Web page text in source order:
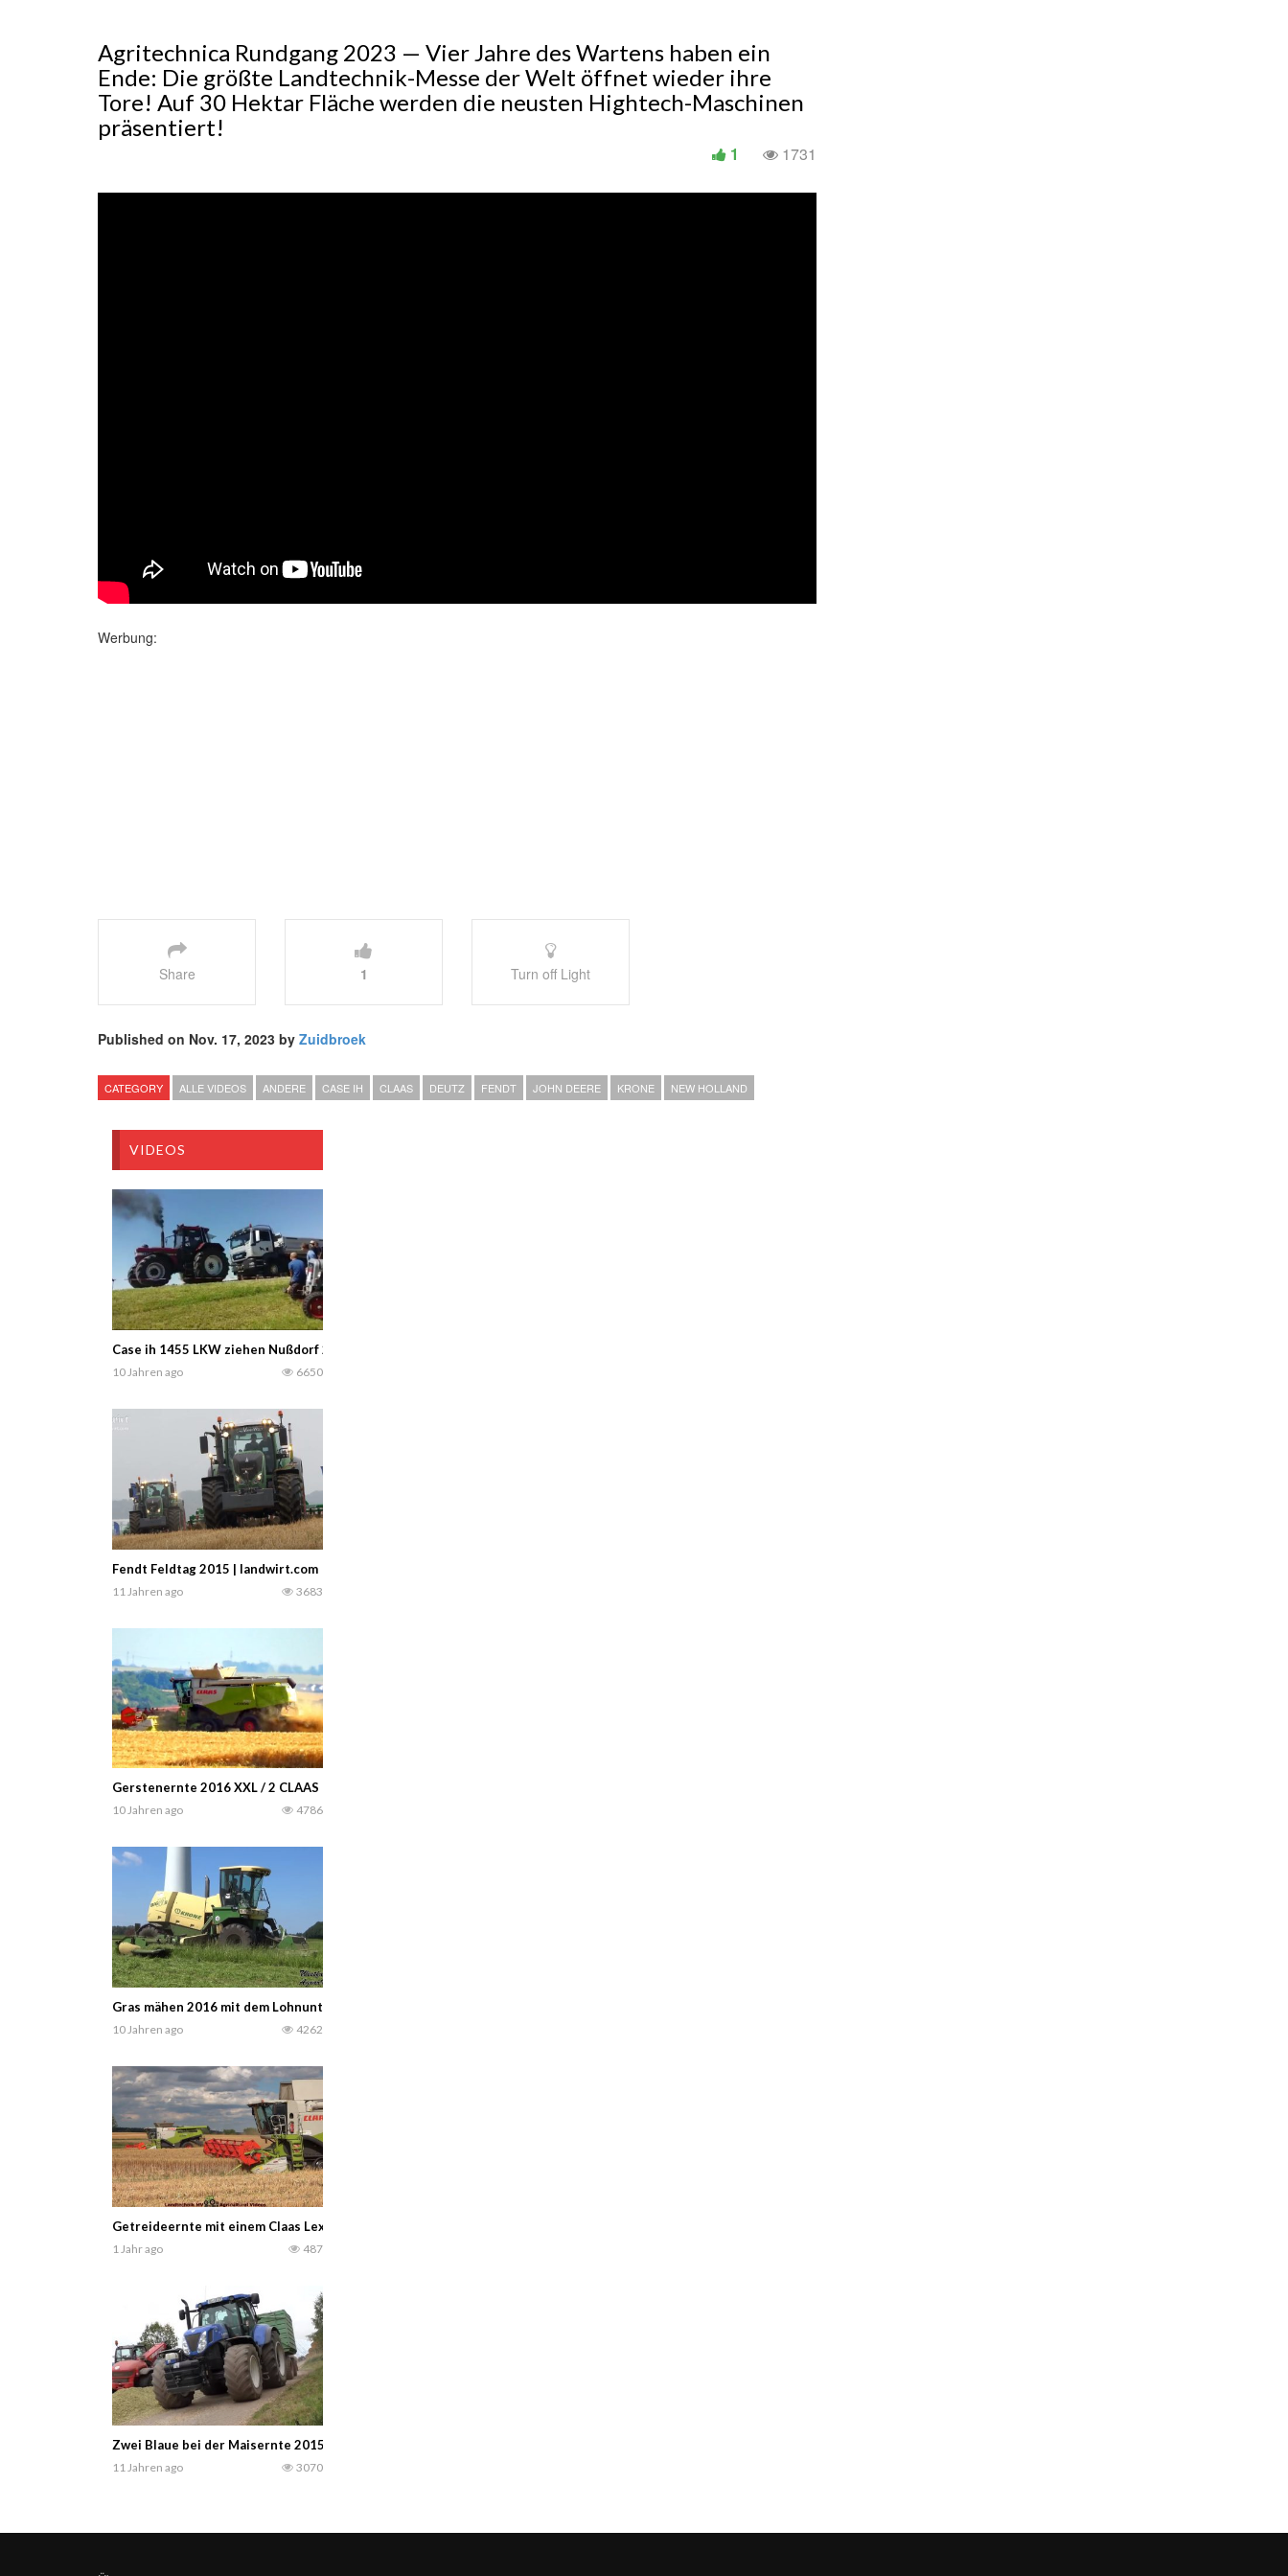
Agritechnica Rundgang 2023 — Vier Jahre des Wartens haben ein
Ende: Die größte Landtechnik-Messe der Welt öffnet wieder ihre
Tore! Auf 30 Hektar Fläche werden die neusten Hightech-Maschinen
präsentiert!
1731
1
Werbung:
Share 1 Turn off Light
Published on Nov. 17, 2023 by Zuidbroek
CATEGORY ALLE VIDEOS ANDERE CASE IH CLAAS DEUTZ FENDT JOHN DEERE KRONE NEW HOLLAND
VIDEOS
Case ih 1455 LKW ziehen Nußdorf 2016 — Gabler Simon
10 Jahren ago 6650
Fendt Feldtag 2015 | landwirt.com
11 Jahren ago 3683
Gerstenernte 2016 XXL / 2 CLAAS LEXION 770 TT / V1050
10 Jahren ago 4786
Gras mähen 2016 mit dem Lohnunternehmen Holthenrich Krone Big M — Westfalener Agrarvideos
10 Jahren ago 4262
Getreideernte mit einem Claas Lexion 770 TT und einem Claas Lexion 670 TT, für die Bunkerleerung ist ein Claas Axion 870 mit Hawe Überladewagen im Einsatz. Landtechnik MV – Agricultural
1 Jahr ago 487
Zwei Blaue bei der Maisernte 2015 | New Holland T7, John Deere, Case, Manitou, – Agrar – Impressionen-
11 Jahren ago 3070